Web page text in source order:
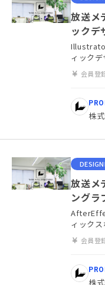
放送メ
ックデ
ィック
会員登
株
放送メ
ングラ
ィック
会員登
株